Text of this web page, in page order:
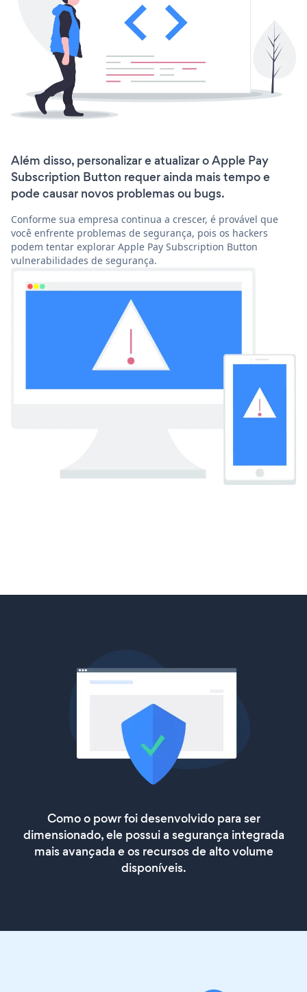
Além disso, personalizar e atualizar o Apple Pay
Subscription Button requer ainda mais tempo e
pode causar novos problemas ou bugs.
Conforme sua empresa continua a crescer, é provável que
você enfrente problemas de segurança, pois os hackers
podem tentar explorar Apple Pay Subscription Button
vulnerabilidades de segurança.
Como o powr foi desenvolvido para ser
dimensionado, ele possui a segurança integrada
mais avançada e os recursos de alto volume
disponíveis.